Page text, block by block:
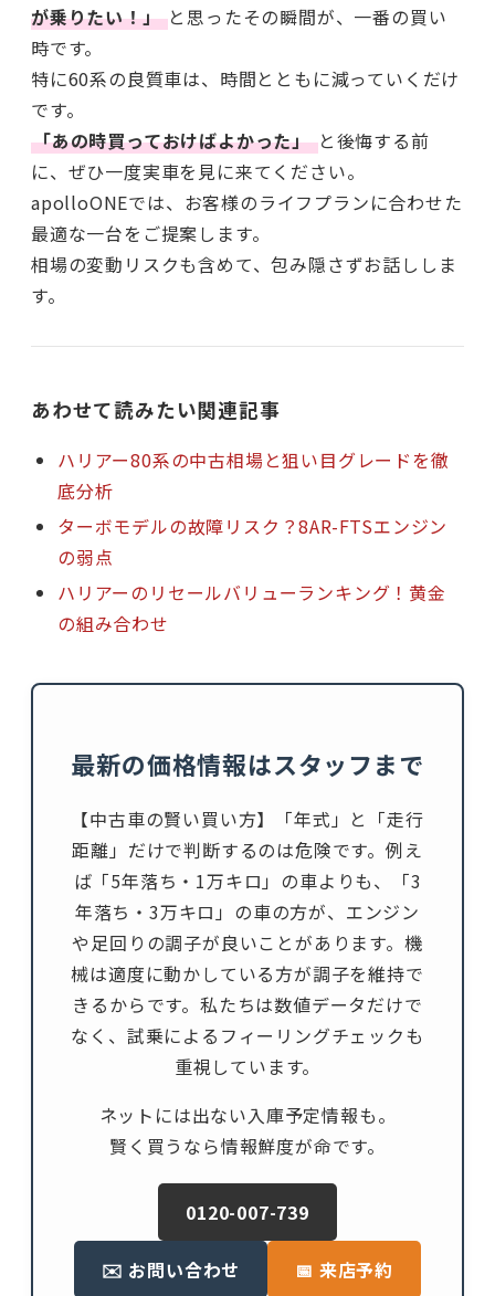
が乗りたい！」と思ったその瞬間が、一番の買い
時です。
特に60系の良質車は、時間とともに減っていくだけ
です。
「あの時買っておけばよかった」と後悔する前
に、ぜひ一度実車を見に来てください。
apolloONEでは、お客様のライフプランに合わせた
最適な一台をご提案します。
相場の変動リスクも含めて、包み隠さずお話ししま
す。
あわせて読みたい関連記事
ハリアー80系の中古相場と狙い目グレードを徹
底分析
ターボモデルの故障リスク？8AR-FTSエンジン
の弱点
ハリアーのリセールバリューランキング！黄金
の組み合わせ
最新の価格情報はスタッフまで
【中古車の賢い買い方】「年式」と「走行
距離」だけで判断するのは危険です。例え
ば「5年落ち・1万キロ」の車よりも、「3
年落ち・3万キロ」の車の方が、エンジン
や足回りの調子が良いことがあります。機
械は適度に動かしている方が調子を維持で
きるからです。私たちは数値データだけで
なく、試乗によるフィーリングチェックも
重視しています。
ネットには出ない入庫予定情報も。
賢く買うなら情報鮮度が命です。
0120-007-739
✉️ お問い合わせ 📅 来店予約